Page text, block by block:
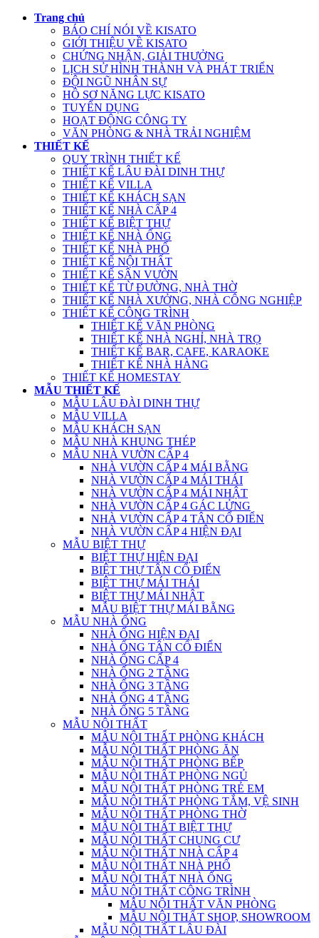
Trang chủ
BÁO CHÍ NÓI VỀ KISATO
GIỚI THIỆU VỀ KISATO
CHỨNG NHẬN, GIẢI THƯỞNG
LỊCH SỬ HÌNH THÀNH VÀ PHÁT TRIỂN
ĐỘI NGŨ NHÂN SỰ
HỒ SƠ NĂNG LỰC KISATO
TUYỂN DỤNG
HOẠT ĐỘNG CÔNG TY
VĂN PHÒNG & NHÀ TRẢI NGHIỆM
THIẾT KẾ
QUY TRÌNH THIẾT KẾ
THIẾT KẾ LÂU ĐÀI DINH THỰ
THIẾT KẾ VILLA
THIẾT KẾ KHÁCH SẠN
THIẾT KẾ NHÀ CẤP 4
THIẾT KẾ BIỆT THỰ
THIẾT KẾ NHÀ ỐNG
THIẾT KẾ NHÀ PHỐ
THIẾT KẾ NỘI THẤT
THIẾT KẾ SÂN VƯỜN
THIẾT KẾ TỪ ĐƯỜNG, NHÀ THỜ
THIẾT KẾ NHÀ XƯỞNG, NHÀ CÔNG NGHIỆP
THIẾT KẾ CÔNG TRÌNH
THIẾT KẾ VĂN PHÒNG
THIẾT KẾ NHÀ NGHỈ, NHÀ TRỌ
THIẾT KẾ BAR, CAFE, KARAOKE
THIẾT KẾ NHÀ HÀNG
THIẾT KẾ HOMESTAY
MẪU THIẾT KẾ
MẪU LÂU ĐÀI DINH THỰ
MẪU VILLA
MẪU KHÁCH SẠN
MẪU NHÀ KHUNG THÉP
MẪU NHÀ VƯỜN CẤP 4
NHÀ VƯỜN CẤP 4 MÁI BẰNG
NHÀ VƯỜN CẤP 4 MÁI THÁI
NHÀ VƯỜN CẤP 4 MÁI NHẬT
NHÀ VƯỜN CẤP 4 GÁC LỬNG
NHÀ VƯỜN CẤP 4 TÂN CỔ ĐIỂN
NHÀ VƯỜN CẤP 4 HIỆN ĐẠI
MẪU BIỆT THỰ
BIỆT THỰ HIỆN ĐẠI
BIỆT THỰ TÂN CỔ ĐIỂN
BIỆT THỰ MÁI THÁI
BIỆT THỰ MÁI NHẬT
MẪU BIỆT THỰ MÁI BẰNG
MẪU NHÀ ỐNG
NHÀ ỐNG HIỆN ĐẠI
NHÀ ỐNG TÂN CỔ ĐIỂN
NHÀ ỐNG CẤP 4
NHÀ ỐNG 2 TẦNG
NHÀ ỐNG 3 TẦNG
NHÀ ỐNG 4 TẦNG
NHÀ ỐNG 5 TẦNG
MẪU NỘI THẤT
MẪU NỘI THẤT PHÒNG KHÁCH
MẪU NỘI THẤT PHÒNG ĂN
MẪU NỘI THẤT PHÒNG BẾP
MẪU NỘI THẤT PHÒNG NGỦ
MẪU NỘI THẤT PHÒNG TRẺ EM
MẪU NỘI THẤT PHÒNG TẮM, VỆ SINH
MẪU NỘI THẤT PHÒNG THỜ
MẪU NỘI THẤT BIỆT THỰ
MẪU NỘI THẤT CHUNG CƯ
MẪU NỘI THẤT NHÀ CẤP 4
MẪU NỘI THẤT NHÀ PHỐ
MẪU NỘI THẤT NHÀ ỐNG
MẪU NỘI THẤT CÔNG TRÌNH
MẪU NỘI THẤT VĂN PHÒNG
MẪU NỘI THẤT SHOP, SHOWROOM
MẪU NỘI THẤT LÂU ĐÀI